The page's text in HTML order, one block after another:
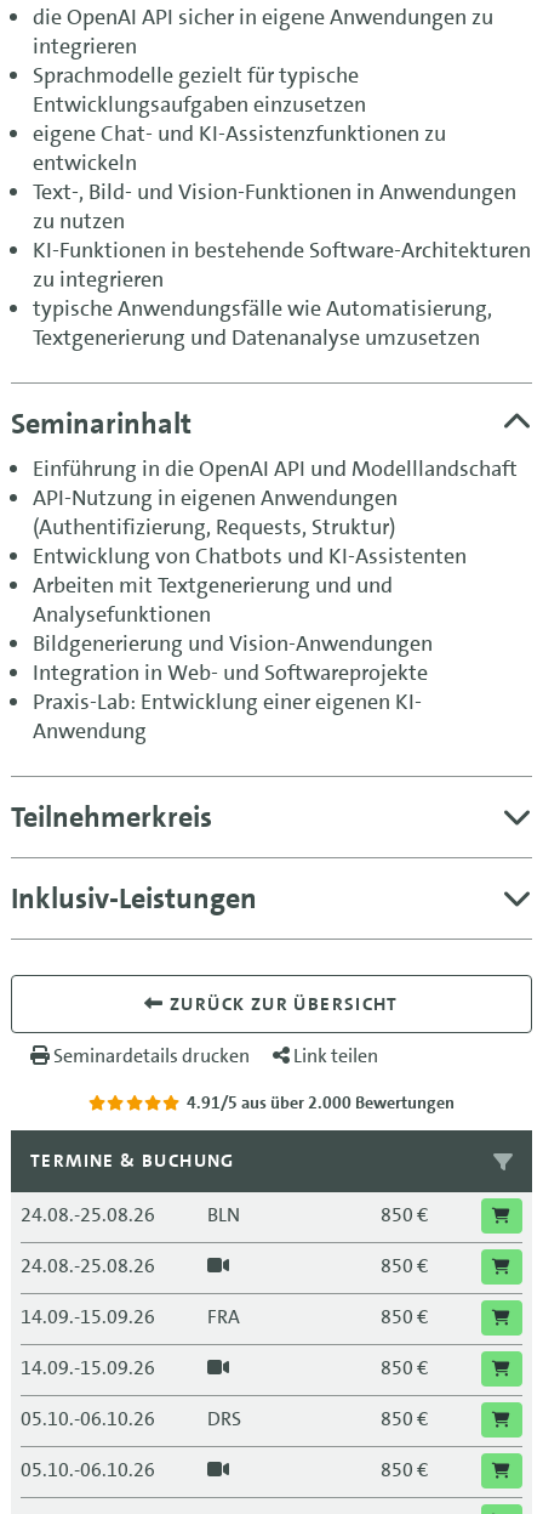
die OpenAI API sicher in eigene Anwendungen zu
integrieren
Sprachmodelle gezielt für typische
Entwicklungsaufgaben einzusetzen
eigene Chat- und KI-Assistenzfunktionen zu
entwickeln
Text-, Bild- und Vision-Funktionen in Anwendungen
zu nutzen
KI-Funktionen in bestehende Software-Architekturen
zu integrieren
typische Anwendungsfälle wie Automatisierung,
Textgenerierung und Datenanalyse umzusetzen
Seminarinhalt
Einführung in die OpenAI API und Modelllandschaft
API-Nutzung in eigenen Anwendungen
(Authentifizierung, Requests, Struktur)
Entwicklung von Chatbots und KI-Assistenten
Arbeiten mit Textgenerierung und und
Analysefunktionen
Bildgenerierung und Vision-Anwendungen
Integration in Web- und Softwareprojekte
Praxis-Lab: Entwicklung einer eigenen KI-
Anwendung
Teilnehmerkreis
Inklusiv-Leistungen
ZURÜCK ZUR ÜBERSICHT
Seminardetails drucken Link teilen
4.91/5 aus über 2.000 Bewertungen
TERMINE & BUCHUNG
24.08.-25.08.26 BLN
850 €
24.08.-25.08.26
850 €
14.09.-15.09.26
FRA
850 €
14.09.-15.09.26
850 €
05.10.-06.10.26
DRS
850 €
05.10.-06.10.26
850 €